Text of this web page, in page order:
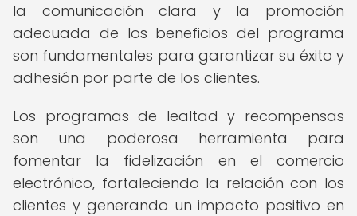
la comunicación clara y la promoción
adecuada de los beneficios del programa
son fundamentales para garantizar su éxito y
adhesión por parte de los clientes.
Los programas de lealtad y recompensas
son una poderosa herramienta para
fomentar la fidelización en el comercio
electrónico, fortaleciendo la relación con los
clientes y generando un impacto positivo en